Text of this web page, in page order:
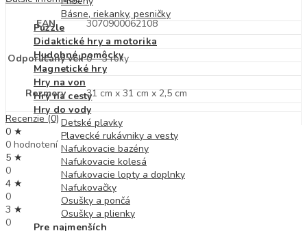
Básne, riekanky, pesničky
Puzzle
Didaktické hry a motorika
Hudobné pomôcky
Magnetické hry
Hry na von
Hry na cesty
Hry do vody
Detské plavky
Plavecké rukávniky a vesty
Nafukovacie bazény
Nafukovacie kolesá
Nafukovacie lopty a doplnky
Nafukovačky
Osušky a pončá
Osušky a plienky
Pre najmenších
EAN
3070900062108
Odporúčaný vek 0 – 3 roky
Rozmery
31 cm x 31 cm x 2,5 cm
Recenzie (0)
0 ★
0 hodnotení
5 ★
0
4 ★
0
3 ★
0